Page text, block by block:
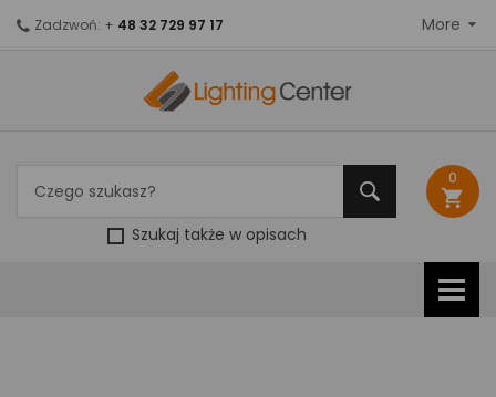
Szukaj także w opisach
0
shopping_cart
Zadzwoń: + 48 32 729 97 17 More